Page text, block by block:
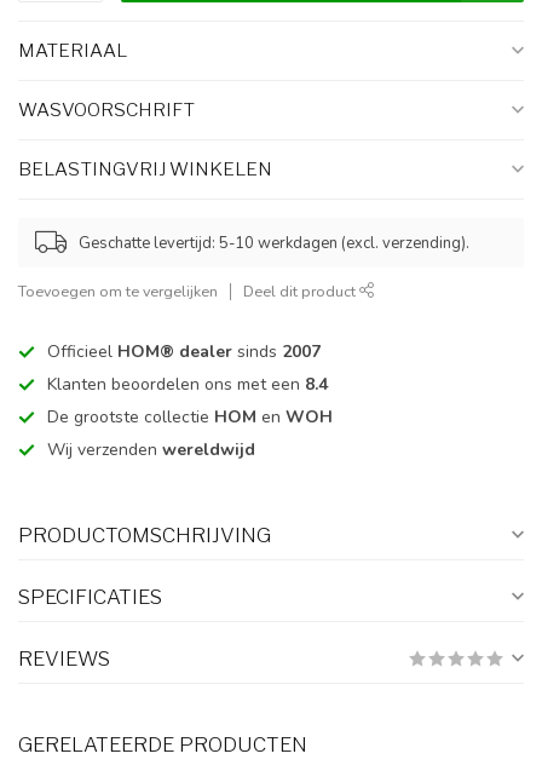
MATERIAAL
WASVOORSCHRIFT
BELASTINGVRIJ WINKELEN
Geschatte levertijd: 5-10 werkdagen (excl. verzending).
Toevoegen om te vergelijken Deel dit product
Officieel HOM® dealer sinds 2007
Klanten beoordelen ons met een 8.4
De grootste collectie HOM en WOH
Wij verzenden wereldwijd
PRODUCTOMSCHRIJVING
SPECIFICATIES
REVIEWS
GERELATEERDE PRODUCTEN